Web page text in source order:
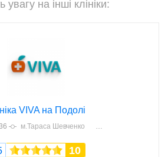
увагу на інші клініки:
VIVA на Подолі
м.Тараса Шевченко
10